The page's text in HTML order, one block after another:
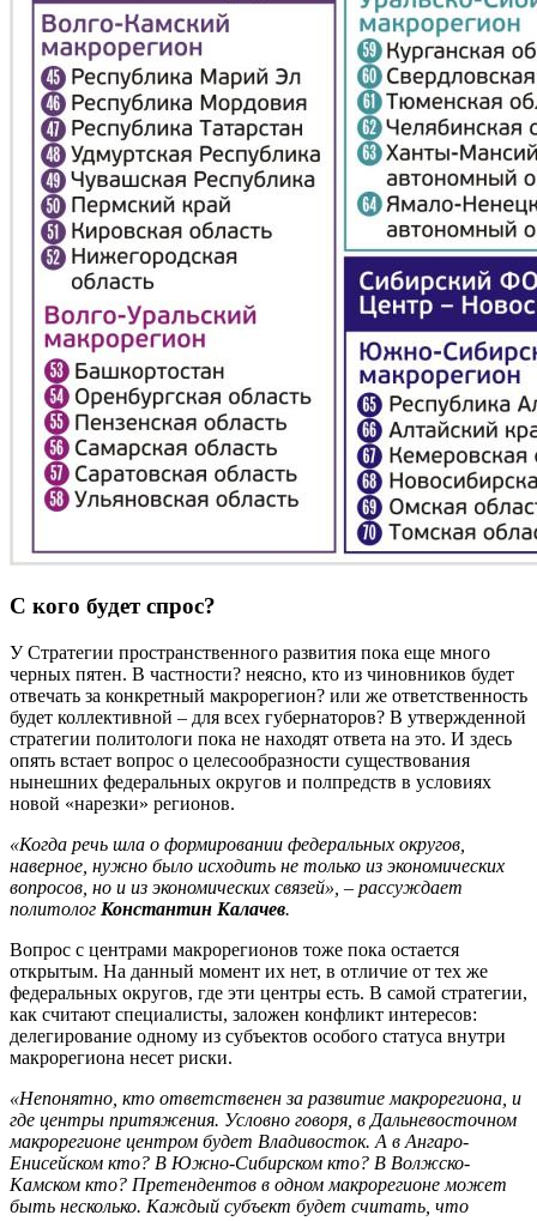
С кого будет спрос?
У Стратегии пространственного развития пока еще много
черных пятен. В частности? неясно, кто из чиновников будет
отвечать за конкретный макрорегион? или же ответственность
будет коллективной – для всех губернаторов? В утвержденной
стратегии политологи пока не находят ответа на это. И здесь
опять встает вопрос о целесообразности существования
нынешних федеральных округов и полпредств в условиях
новой «нарезки» регионов.
«Когда речь шла о формировании федеральных округов,
наверное, нужно было исходить не только из экономических
вопросов, но и из экономических связей», – рассуждает
политолог Константин Калачев.
Вопрос с центрами макрорегионов тоже пока остается
открытым. На данный момент их нет, в отличие от тех же
федеральных округов, где эти центры есть. В самой стратегии,
как считают специалисты, заложен конфликт интересов:
делегирование одному из субъектов особого статуса внутри
макрорегиона несет риски.
«Непонятно, кто ответственен за развитие макрорегиона, и
где центры притяжения. Условно говоря, в Дальневосточном
макрорегионе центром будет Владивосток. А в Ангаро-
Енисейском кто? В Южно-Сибирском кто? В Волжско-
Камском кто? Претендентов в одном макрорегионе может
быть несколько. Каждый субъект будет считать, что